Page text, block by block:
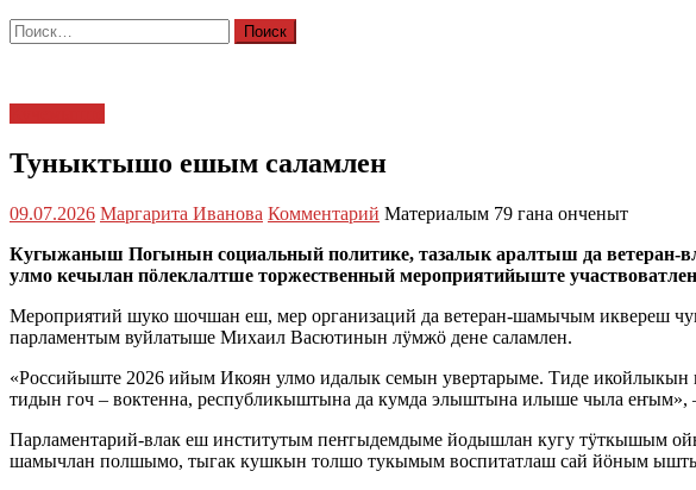
Найти:
Туныктышо ешым саламлен
09.07.2026 Маргарита Иванова Комментарий Материалым 79 гана онченыт
Кугыжаныш Погынын социальный политике, тазалык аралтыш да
улмо кечылан пӧлеклалтше торжественный мероприятийыште
Мероприятий шуко шочшан еш, мер организаций да ветеран-шамычым иквереш
парламентым вуйлатыше Михаил Васютинын лӱмжӧ дене саламлен.
«Российыште 2026 ийым Икоян улмо идалык семын увертарыме. Тиде
тидын гоч – воктенна, республикыштына да кумда элыштына илыше чыла еҥым»,
Парламентарий-влак еш институтым пеҥгыдемдыме йодышлан кугу тӱткышым
шамычлан полшымо, тыгак кушкын толшо тукымым воспитатлаш сай йӧным